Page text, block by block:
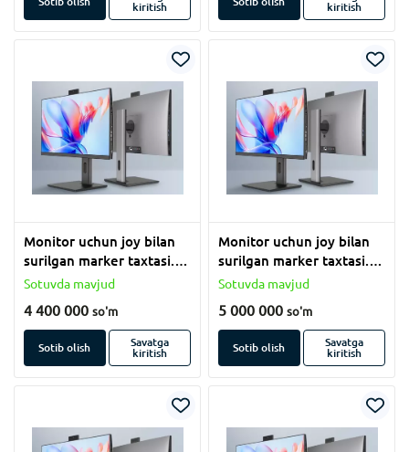
kiritish
kiritish
Monitor uchun joy bilan
surilgan marker taxtasi.
(120x550 sm)
Sotuvda mavjud
4 400 000 so'm
Sotib olish
Savatga
kiritish
Monitor uchun joy bilan
surilgan marker taxtasi.
(120x550 sm)
Sotuvda mavjud
5 000 000 so'm
Sotib olish
Savatga
kiritish